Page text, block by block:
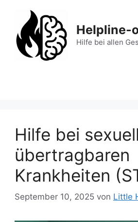
springen
Helpline-
Hilfe bei allen
Hilfe bei sexuell
übertragbaren
Krankheiten
September 10, 2025 von Little